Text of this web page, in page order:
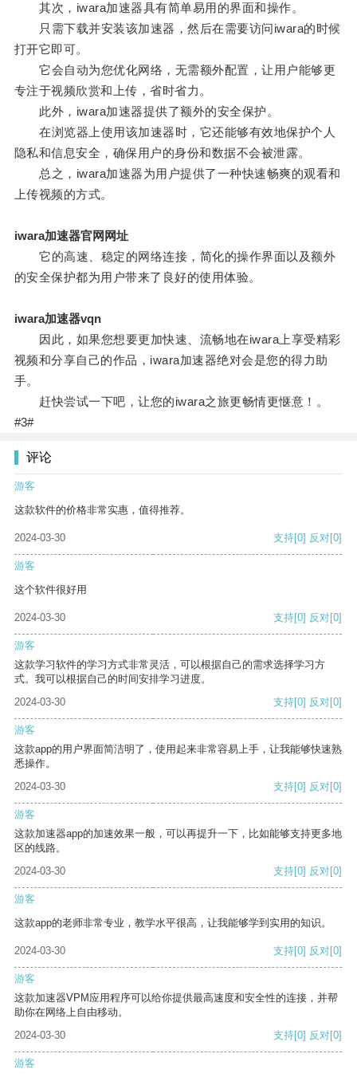
其次，iwara加速器具有简单易用的界面和操作。
只需下载并安装该加速器，然后在需要访问iwara的时候
打开它即可。
它会自动为您优化网络，无需额外配置，让用户能够更
专注于视频欣赏和上传，省时省力。
此外，iwara加速器提供了额外的安全保护。
在浏览器上使用该加速器时，它还能够有效地保护个人
隐私和信息安全，确保用户的身份和数据不会被泄露。
总之，iwara加速器为用户提供了一种快速畅爽的观看和
上传视频的方式。
iwara加速器官网网址
它的高速、稳定的网络连接，简化的操作界面以及额外
的安全保护都为用户带来了良好的使用体验。
iwara加速器vqn
因此，如果您想要更加快速、流畅地在iwara上享受精彩
视频和分享自己的作品，iwara加速器绝对会是您的得力助
手。
赶快尝试一下吧，让您的iwara之旅更畅情更惬意！。
#3#
评论
游客
这款软件的价格非常实惠，值得推荐。
2024-03-30 支持[0] 反对[0]
游客
这个软件很好用
2024-03-30 支持[0] 反对[0]
游客
这款学习软件的学习方式非常灵活，可以根据自己的需求选择学习方
式。我可以根据自己的时间安排学习进度。
2024-03-30
支持[0] 反对[0]
游客
这款app的用户界面简洁明了，使用起来非常容易上手，让我能够快速熟
悉操作。
2024-03-30
支持[0] 反对[0]
游客
这款加速器app的加速效果一般，可以再提升一下，比如能够支持更多地
区的线路。
2024-03-30
支持[0] 反对[0]
游客
这款app的老师非常专业，教学水平很高，让我能够学到实用的知识。
2024-03-30 支持[0] 反对[0]
游客
这款加速器VPM应用程序可以给你提供最高速度和安全性的连接，并帮
助你在网络上自由移动。
2024-03-30
支持[0] 反对[0]
游客